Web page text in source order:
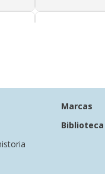
Marcas
Biblioteca